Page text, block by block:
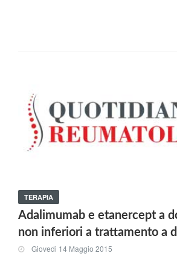
TERAPIA
Adalimumab e etanercept a
non inferiori a trattamento a
Giovedi 14 Maggio 2015